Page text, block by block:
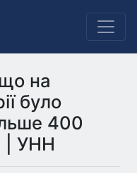
на
було
400
| УНН